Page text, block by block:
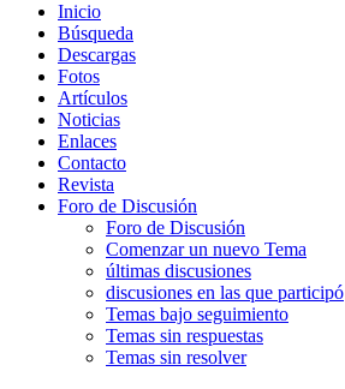
Inicio
Búsqueda
Descargas
Fotos
Artículos
Noticias
Enlaces
Contacto
Revista
Foro de Discusión
Foro de Discusión
Comenzar un nuevo Tema
últimas discusiones
discusiones en las que participó
Temas bajo seguimiento
Temas sin respuestas
Temas sin resolver